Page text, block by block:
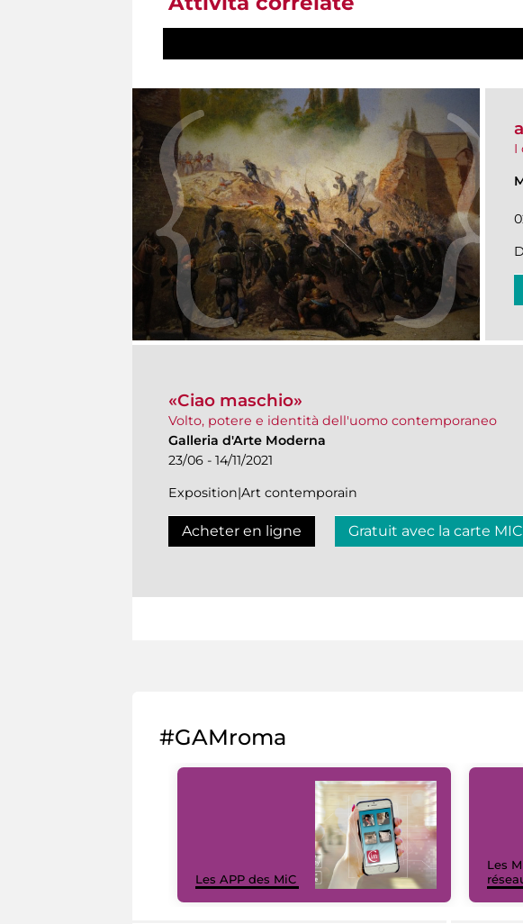
I
«Ciao maschio»
Volto, potere e identità dell'uomo contemporaneo
Galleria d'Arte Moderna
23/06 - 14/11/2021
Exposition|Art contemporain
Acheter en ligne Gratuit avec la carte MIC
#GAMroma
Les APP des MiC
Les